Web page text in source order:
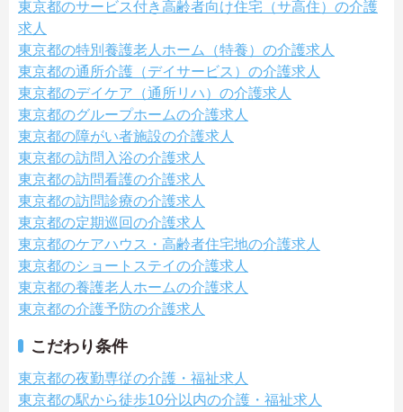
東京都のサービス付き高齢者向け住宅（サ高住）の介護
求人
東京都の特別養護老人ホーム（特養）の介護求人
東京都の通所介護（デイサービス）の介護求人
東京都のデイケア（通所リハ）の介護求人
東京都のグループホームの介護求人
東京都の障がい者施設の介護求人
東京都の訪問入浴の介護求人
東京都の訪問看護の介護求人
東京都の訪問診療の介護求人
東京都の定期巡回の介護求人
東京都のケアハウス・高齢者住宅地の介護求人
東京都のショートステイの介護求人
東京都の養護老人ホームの介護求人
東京都の介護予防の介護求人
こだわり条件
東京都の夜勤専従の介護・福祉求人
東京都の駅から徒歩10分以内の介護・福祉求人